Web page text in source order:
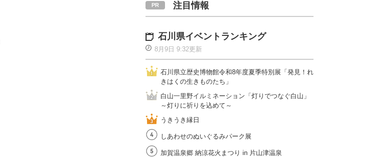
注目情報
石川県イベントランキング
8月9日 9:32更新
石川県立歴史博物館令和8年度夏季特別展「発見！れ
きはくの生きものたち」
白山一里野イルミネーション「灯りでつなぐ白山」
～灯りに祈りを込めて～
うきうき縁日
しあわせのぬいぐるみパーク展
加賀温泉郷 納涼花火まつり in 片山津温泉